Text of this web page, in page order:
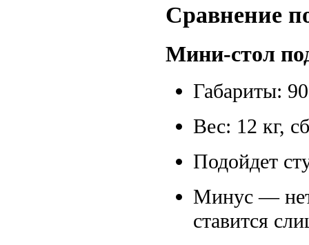
Сравнение
Мини-стол
Габариты:
Вес: 12 кг,
Подойдет
Минус — нет
ставится